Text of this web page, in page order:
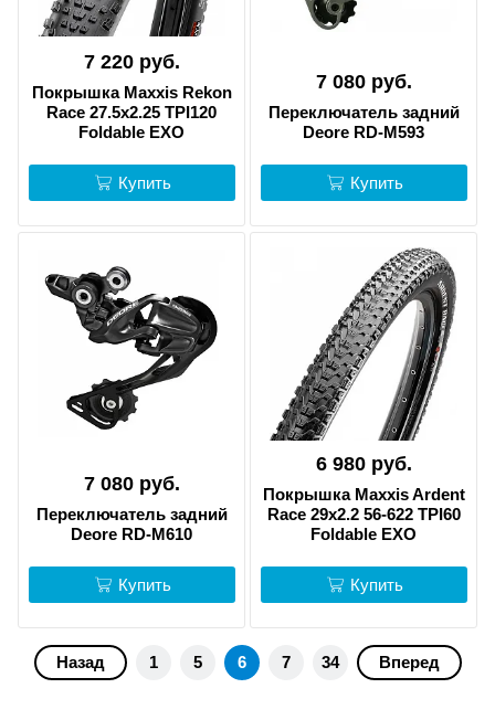
7 220 руб.
Покрышка Maxxis Rekon
Race 27.5x2.25 TPI120
Foldable EXO
Купить
7 080 руб.
Переключатель задний
Deore RD-M593
Купить
7 080 руб.
Переключатель задний
Deore RD-M610
Купить
6 980 руб.
Покрышка Maxxis Ardent
Race 29x2.2 56-622 TPI60
Foldable EXO
Купить
Назад 1 5 6 7 34 Вперед